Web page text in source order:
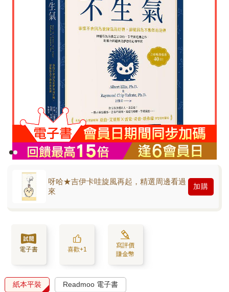
呀哈★吉伊卡哇旋風再起，精選周邊看過
來
加購
電子書 喜歡+1
寫評價
賺金幣
紙本平裝 Readmoo 電子書